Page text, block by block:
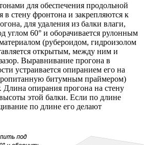
для обеспечения продольной
в стену фронтона и закрепляются к
для удаления из балки влаги,
углом 60° и оборачивается рулонным
(рубероидом, гидроизолом
открытым, между ним и
Выравнивание прогона в
устраивается опиранием его на
битумным праймером)
Длина опирания прогона на стену
этой балки. Если по длине
по длине его делают